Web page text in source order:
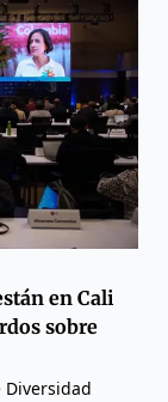
en Cali
sobre
Diversidad